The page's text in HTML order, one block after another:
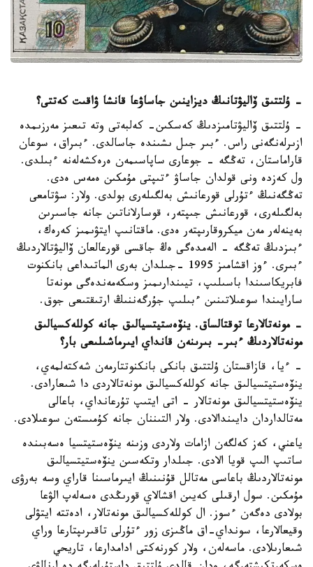
- ۇلتتىق ۆاليۋتانىڭ ديزاينىن جاساۋعا قانشا ۋاقىت كەتتى؟
- ۇلتتىق ۆاليۋتامىزدىڭ كەسكىن- كەلبەتى وتە تىعىز مەرزىمدە
ازىرلەنگەنى راس. ءبىر جىل ىشىندە جاسالدى. ءبىراق، سوعان
قاراماستان، تەڭگە - جوعارى ساپاسىمەن ەرەكشەلەنە ءبىلدى.
ول كەزدە ونى قولدان جاساۋ ءتىپتى مۇمكىن ەمەس ەدى.
تەڭگەنىڭ ءتۇرلى قورعانىش بەلگىلەرى بولدى. ولار: سۋتامعى
بەلگىلەرى، قورعانىش جىپتەر، قوسارلاناتىن جانە جاسىرىن
بەينەلەر مەن ميكروقارىپتەر ەدى. ماقتانىپ ايتۋىمىز كەرەك،
ءبىزدىڭ تەڭگە - الەمدەگى ەڭ جاقسى قورعالعان ۆاليۋتالاردىڭ
ءبىرى. ءوز اقشامىز 1995 -جىلدان بەرى الماتىداعى بانكنوت
فابريكاسىندا باسىلىپ، تيىندارىمىز وسكەمەندەگى مونەتا
سارايىندا سوعىلاتىنىن ءبىلىپ جۇرگەننىڭ ارتىقتىعى جوق.
- مونەتالارعا توقتالساق. ينۆەستيتسيالىق جانە كوللەكسيالىق
مونەتالاردىڭ ءبىر- بىرىنەن قانداي ايىرماشىلىعى بار؟
- ءيا، قازاقستان ۇلتتىق بانكى بانكنوتتارمەن شەكتەلمەي،
ينۆەستيتسيالىق جانە كوللەكسيالىق مونەتالاردى دا شىعارادى.
ينۆەستيتسيالىق مونەتالار - اتى ايتىپ تۇرعانداي، باعالى
مەتالداردان دايىندالادى. ولار التىننان جانە كۇمىستەن سوعىلادى.
ياعني، كەز كەلگەن ازامات ولاردى وزىنە ينۆەستيتسيا ەسەبىندە
ساتىپ الىپ قويا الادى. جىلدار وتكەسىن ينۆەستيتسيالىق
مونەتالاردىڭ باعاسى مەتالل قۇنىنىڭ ايىرماسىنا قاراي وسە بەرۋى
مۇمكىن. سول ارقىلى كەيىن اقشالاي قورىڭدى ەسەلەپ الۋعا
بولادى دەگەن ءسوز. ال كوللەكسيالىق مونەتالار، ادەتتە ايتۋلى
وقيعالارعا، سونداي-اق ماڭىزى زور ءتۇرلى تاقىرىپتارعا وراي
شىعارىلادى. ماسەلەن، ولار كورنەكتى ادامدارعا، تاريحي